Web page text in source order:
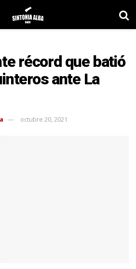
récord que batió
ante La
octubre 20, 2021